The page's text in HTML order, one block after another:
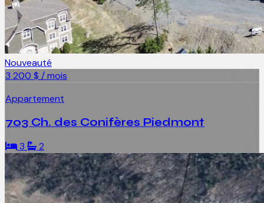
Nouveauté
3 200 $ / mois
Appartement
703 Ch. des Conifères Piedmont
3 2